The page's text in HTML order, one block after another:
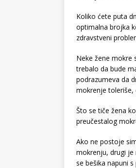
Koliko ćete puta
optimalna brojka
zdravstveni
Neke žene mokre
trebalo da bude
podrazumeva da
mokrenje toleriše,
Što se tiče žena
preučestalog
Ako ne postoje
mokrenju, drugi je
se bešika napuni